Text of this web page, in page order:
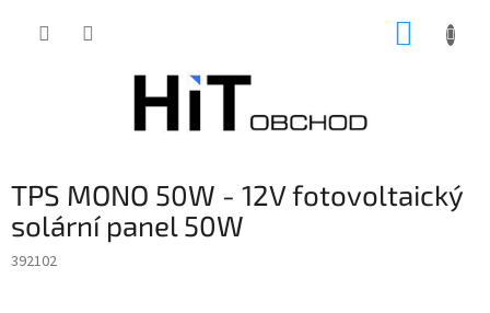
TPS MONO 50W - 12V fotovoltaický
solární panel 50W
392102